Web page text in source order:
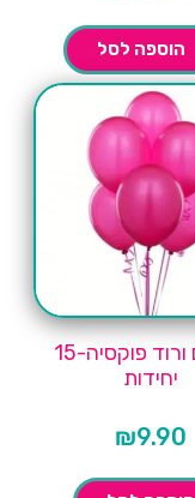
הוספה לסל
בלונים ורוד פוקסיה-15
יחידות
₪9.90